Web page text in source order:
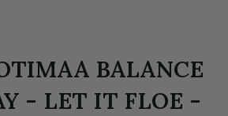
BALANCE
- LET IT FLOE -